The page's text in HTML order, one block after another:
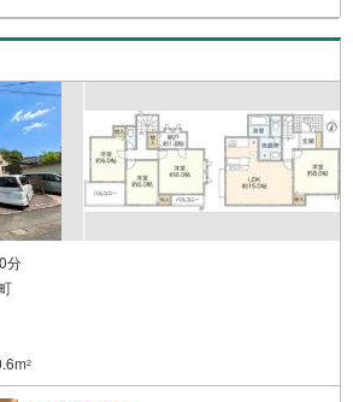
年間8000棟以上の限定物件を発表している
だから出会える物件が多数ございます。ぜ
絡・ご相談ください！※限定物件:当社の
社を含めた数社でのみご紹介可能なオープ
ィベロップメントの物件
分
2